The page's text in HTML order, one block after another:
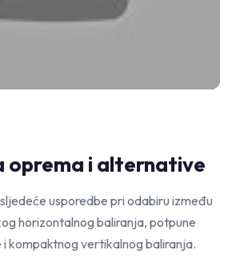
oprema i alternative
usporedbe pri odabiru između
horizontalnog baliranja, potpune
kompaktnog vertikalnog baliranja.